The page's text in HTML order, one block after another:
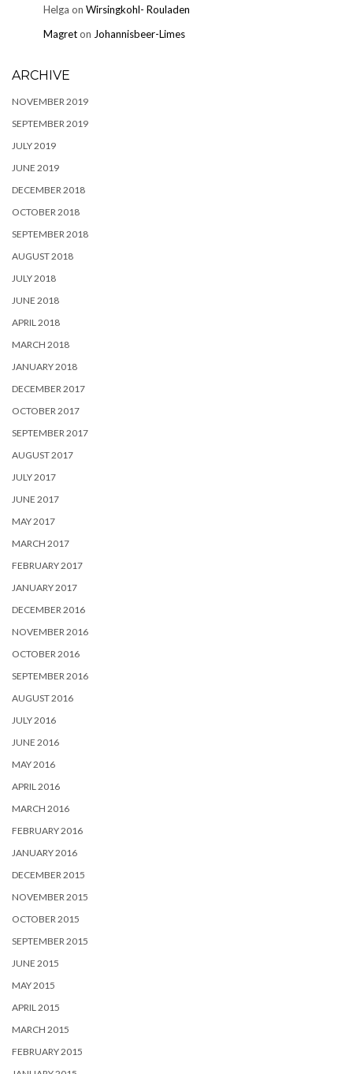
Helga on Wirsingkohl- Rouladen
Magreton Johannisbeer-Limes
ARCHIVE
NOVEMBER 2019
SEPTEMBER 2019
JULY 2019
JUNE 2019
DECEMBER 2018
OCTOBER 2018
SEPTEMBER 2018
AUGUST 2018
JULY 2018
JUNE 2018
APRIL 2018
MARCH 2018
JANUARY 2018
DECEMBER 2017
OCTOBER 2017
SEPTEMBER 2017
AUGUST 2017
JULY 2017
JUNE 2017
MAY 2017
MARCH 2017
FEBRUARY 2017
JANUARY 2017
DECEMBER 2016
NOVEMBER 2016
OCTOBER 2016
SEPTEMBER 2016
AUGUST 2016
JULY 2016
JUNE 2016
MAY 2016
APRIL 2016
MARCH 2016
FEBRUARY 2016
JANUARY 2016
DECEMBER 2015
NOVEMBER 2015
OCTOBER 2015
SEPTEMBER 2015
JUNE 2015
MAY 2015
APRIL 2015
MARCH 2015
FEBRUARY 2015